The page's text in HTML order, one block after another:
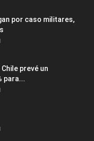
por caso militares,
prevé un
para...